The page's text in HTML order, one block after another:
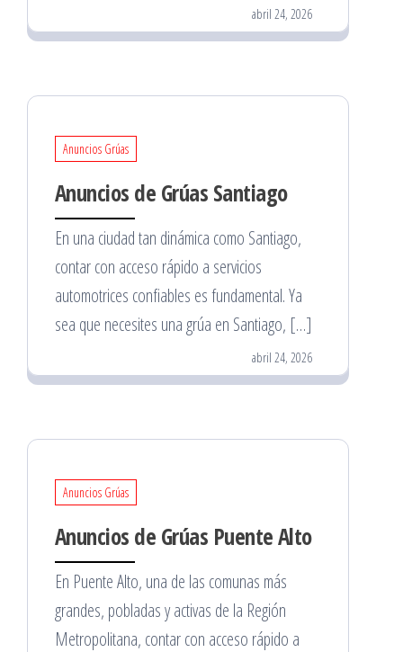
abril 24, 2026
Anuncios Grúas
Anuncios de Grúas Santiago
En una ciudad tan dinámica como Santiago,
contar con acceso rápido a servicios
automotrices confiables es fundamental. Ya
sea que necesites una grúa en Santiago, […]
abril 24, 2026
Anuncios Grúas
Anuncios de Grúas Puente Alto
En Puente Alto, una de las comunas más
grandes, pobladas y activas de la Región
Metropolitana, contar con acceso rápido a